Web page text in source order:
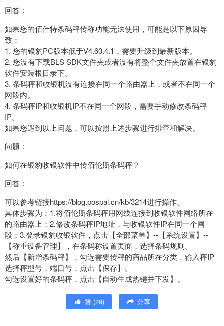
回答：
如果您的佰仕特条码秤传称功能无法使用，可能是以下原因导
致：
1. 您的银豹PC版本低于V4.60.4.1，需要升级到最新版本。
2. 您没有下载BLS SDK文件夹或者没有将整个文件夹放置在银豹
软件安装根目录下。
3. 条码秤和收银机没有连接在同一个路由器上，或者不在同一个
网段内。
4. 条码秤IP和收银机IP不在同一个网段，需要手动修改条码秤
IP。
如果您遇到以上问题，可以按照上述步骤进行排查和解决。
问题：
如何在银豹收银软件中传佰伦斯条码秤？
回答：
可以参考链接https://blog.pospal.cn/kb/3214进行操作。
具体步骤为：1.将佰伦斯条码秤用网线连接到收银软件网络所在
的路由器上；2.修改条码秤IP地址，与收银软件IP在同一个网
段；3.登录银豹收银软件，点击【全部菜单】--【系统设置】--
【称重设备管理】，在条码称设置页面，选择条码规则。
然后【新增条码秤】，勾选需要传秤的商品所在分类，输入秤IP
选择秤型号，端口号，点击【保存】。
勾选设置好的条码秤，点击【自动生成热键并下发】。
赞 (29) 分享